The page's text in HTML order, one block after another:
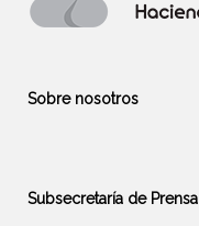
Sobre nosotros
Subsecretaría de Prensa